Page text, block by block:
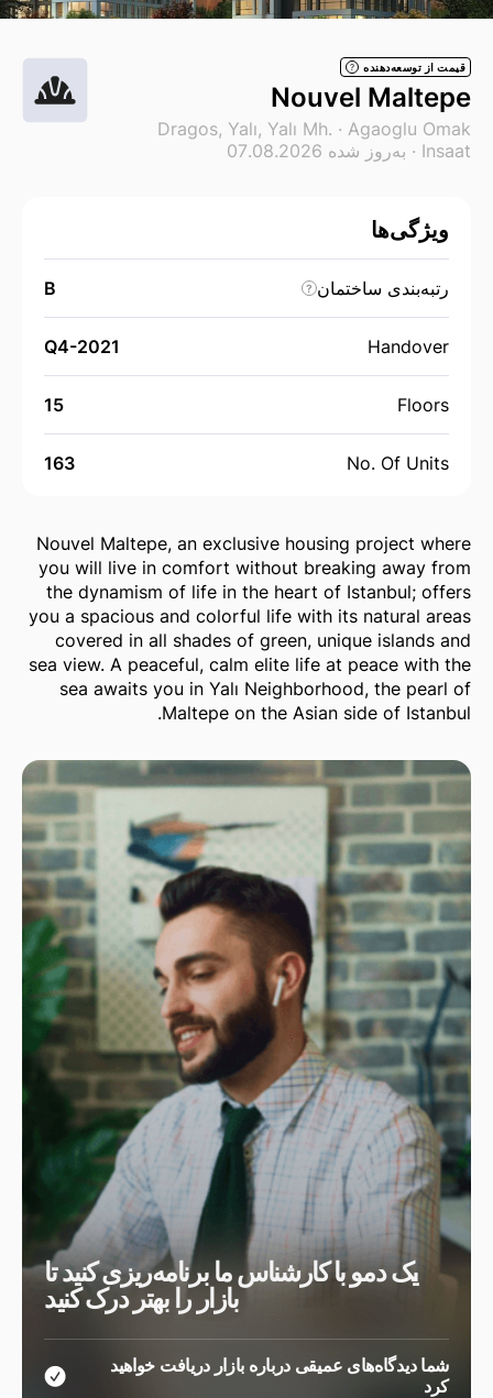
قیمت از توسعه‌دهنده ?
Nouvel Maltepe
Dragos, Yalı, Yalı Mh. · Agaoglu Omak
Insaat · به‌روز شده 07.08.2026
ویژگی‌ها
رتبه‌بندی ساختمان ?
B
Handover
Q4-2021
Floors
15
No. Of Units
163
Nouvel Maltepe, an exclusive housing project where
you will live in comfort without breaking away from
the dynamism of life in the heart of Istanbul; offers
you a spacious and colorful life with its natural areas
covered in all shades of green, unique islands and
sea view. A peaceful, calm elite life at peace with the
sea awaits you in Yalı Neighborhood, the pearl of
Maltepe on the Asian side of Istanbul.
یک دمو با کارشناس ما برنامه‌ریزی کنید تا
بازار را بهتر درک کنید
شما دیدگاه‌های عمیقی درباره بازار دریافت خواهید
کرد